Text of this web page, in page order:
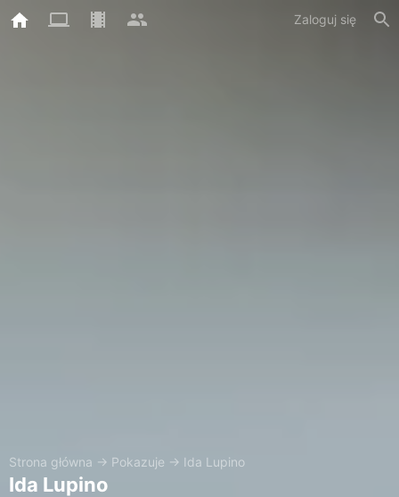
Zaloguj się
Strona główna → Pokazuje → Ida Lupino
Ida Lupino